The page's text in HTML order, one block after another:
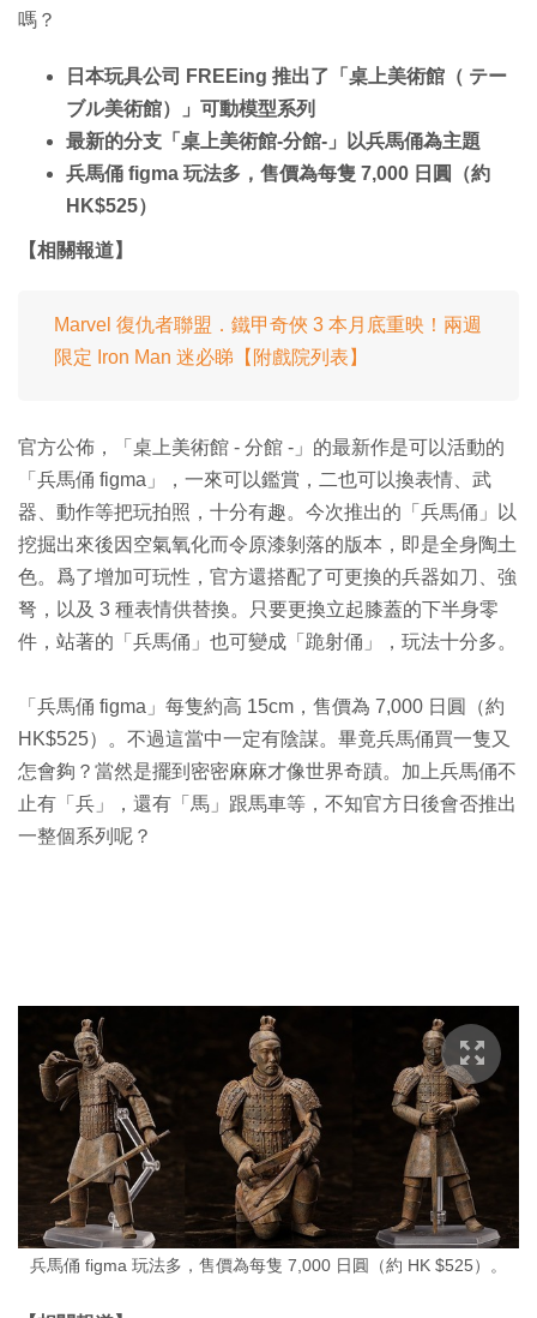
嗎？
日本玩具公司 FREEing 推出了「桌上美術館（ テー
ブル美術館）」可動模型系列
最新的分支「桌上美術館-分館-」以兵馬俑為主題
兵馬俑 figma 玩法多，售價為每隻 7,000 日圓（約
HK$525）
【相關報道】
Marvel 復仇者聯盟．鐵甲奇俠 3 本月底重映！兩週
限定 Iron Man 迷必睇【附戲院列表】
官方公佈，「桌上美術館 - 分館 -」的最新作是可以活動的
「兵馬俑 figma」，一來可以鑑賞，二也可以換表情、武
器、動作等把玩拍照，十分有趣。今次推出的「兵馬俑」以
挖掘出來後因空氣氧化而令原漆剝落的版本，即是全身陶土
色。爲了增加可玩性，官方還搭配了可更換的兵器如刀、強
弩，以及 3 種表情供替換。只要更換立起膝蓋的下半身零
件，站著的「兵馬俑」也可變成「跪射俑」，玩法十分多。
「兵馬俑 figma」每隻約高 15cm，售價為 7,000 日圓（約
HK$525）。不過這當中一定有陰謀。畢竟兵馬俑買一隻又
怎會夠？當然是擺到密密麻麻才像世界奇蹟。加上兵馬俑不
止有「兵」，還有「馬」跟馬車等，不知官方日後會否推出
一整個系列呢？
兵馬俑 figma 玩法多，售價為每隻 7,000 日圓（約 HK $525）。